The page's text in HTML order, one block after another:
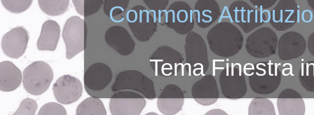
Commons
Tema Finestra